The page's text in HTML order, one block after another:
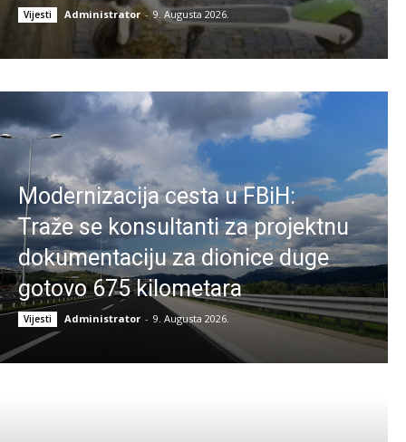
Vijesti Administrator - 9. Augusta 2026.
Modernizacija cesta u FBiH:
Traže se konsultanti za projektnu
dokumentaciju za dionice duge
gotovo 675 kilometara
Vijesti Administrator - 9. Augusta 2026.